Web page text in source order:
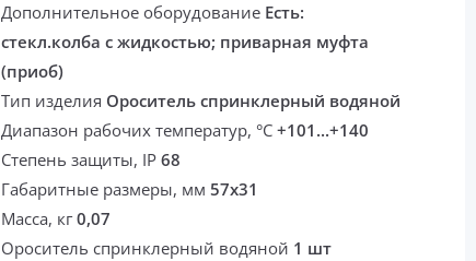
Дополнительное оборудование Есть:
стекл.колба с жидкостью; приварная муфта
(приоб)
Тип изделия Ороситель спринклерный водяной
Диапазон рабочих температур, °С+101...+140
Степень защиты, IP68
Габаритные размеры, мм57х31
Масса, кг0,07
Ороситель спринклерный водяной 1 шт